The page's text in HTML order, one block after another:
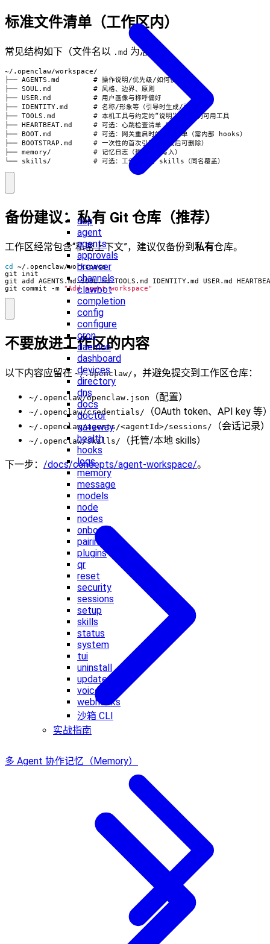
acp
agent
agents
approvals
browser
channels
clawbot
completion
config
configure
cron
daemon
dashboard
devices
directory
dns
docs
doctor
gateway
health
hooks
logs
memory
message
models
node
nodes
onboard
pairing
plugins
qr
reset
security
sessions
setup
skills
status
system
tui
uninstall
update
voicecall
webhooks
沙箱 CLI
实战指南
标准文件清单（工作区内）
常见结构如下（文件名以 .md 为准）：
~/.openclaw/workspace/
├── AGENTS.md        # 操作说明/优先级/如何使用记忆
├── SOUL.md          # 风格、边界、原则
├── USER.md          # 用户画像与称呼偏好
├── IDENTITY.md      # 名称/形象等（引导时生成/更新）
├── TOOLS.md         # 本机工具与约定的“说明”，不控制可用工具
├── HEARTBEAT.md     # 可选：心跳检查清单（尽量短）
├── BOOT.md          # 可选：网关重启时的启动清单（需内部 hooks）
├── BOOTSTRAP.md     # 一次性的首次引导（完成后可删除）
├── memory/          # 记忆日志（建议按天写入）
└── skills/          # 可选：工作区专属 skills（同名覆盖）
备份建议：私有 Git 仓库（推荐）
工作区经常包含“私密上下文”，建议仅备份到 私有仓库。
cd
git commit -m "Add agent workspace"
不要放进工作区的内容
以下内容应留在 ~/.openclaw/ ，并避免提交到工作区仓库：
~/.openclaw/openclaw.json （配置）
~/.openclaw/credentials/ （OAuth token、API key 等
~/.openclaw/agents/<agentId>/sessions/ （会话记录）
~/.openclaw/skills/ （托管/本地 skills）
下一步： /docs/concepts/agent-workspace/。
多 Agent 协作记忆（Memory）